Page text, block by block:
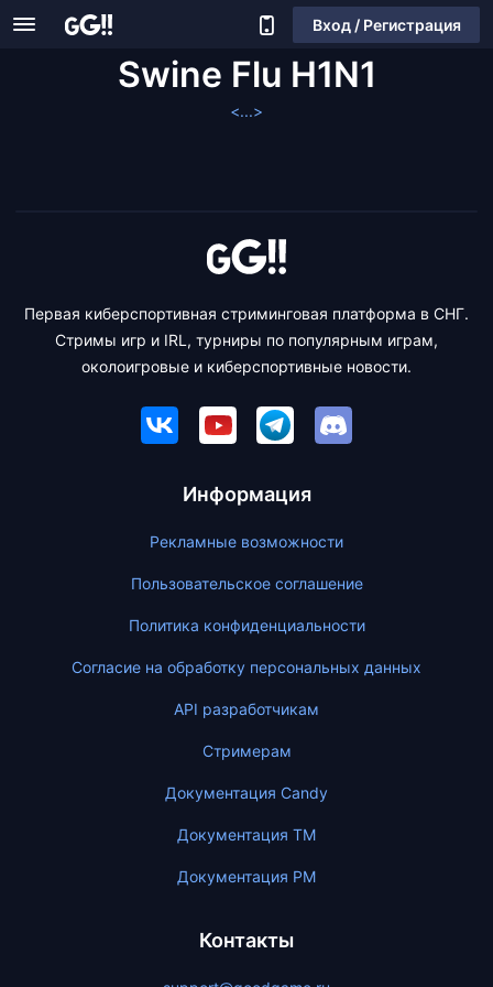
Вход / Регистрация
Swine Flu H1N1
<...>
Первая киберспортивная стриминговая платформа в СНГ.
Стримы игр и IRL, турниры по популярным играм,
околоигровые и киберспортивные новости.
Информация
Рекламные возможности
Пользовательское соглашение
Политика конфиденциальности
Согласие на обработку персональных данных
API разработчикам
Стримерам
Документация Candy
Документация ТМ
Документация PM
Контакты